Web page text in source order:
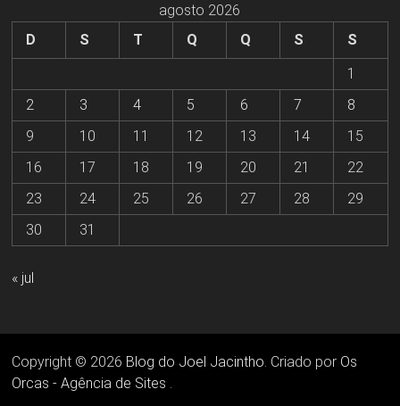
agosto 2026
D
S T Q Q S
S
1
2
3 4 5 6 7
8
9
10 11 12 13 14
15
16
17 18 19 20 21
22
23
24 25 26 27 28
29
30
31
« jul
Copyright © 2026 Blog do Joel Jacintho . Criado por Os
Orcas - Agência de Sites